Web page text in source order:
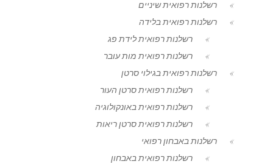
רשלנות רפואית שיניים
רשלנות רפואית בלידה
רשלנות רפואית לידת פג
רשלנות רפואית מות עובר
רשלנות רפואית בגילוי סרטן
רשלנות רפואית סרטן העור
רשלנות רפואית באונקולוגיה
רשלנות רפואית סרטן ריאות
רשלנות באבחון רפואי
רשלנות רפואית באבחון